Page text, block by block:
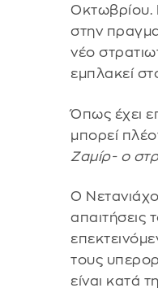
Οκτωβρίου.
στην
νέο
εμπλακεί
Όπως έχει
μπορεί
Ζαμίρ- ο
Ο
απαιτήσεις
τους
είναι κατά